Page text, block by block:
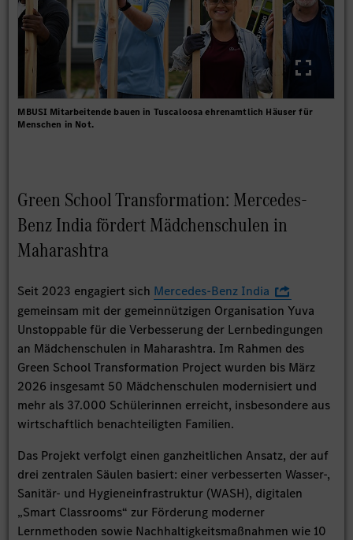
MBUSI Mitarbeitende bauen in Tuscaloosa ehrenamtlich Häuser für
Menschen in Not.
Green School Transformation: Mercedes-
Benz India fördert Mädchenschulen in
Maharashtra
Seit 2023 engagiert sich Mercedes-Benz India
gemeinsam mit der gemeinnützigen Organisation Yuva
Unstoppable für die Verbesserung der Lernbedingungen
an Mädchenschulen in Maharashtra. Im Rahmen des
Green School Transformation Project wurden bis März
2026 insgesamt 50 Mädchenschulen modernisiert und
mehr als 37.000 Schülerinnen erreicht, insbesondere aus
wirtschaftlich benachteiligten Familien.
Das Projekt verfolgt einen ganzheitlichen Ansatz, der auf
drei zentralen Säulen basiert: einer verbesserten Wasser-,
Sanitär- und Hygieneinfrastruktur (WASH), digitalen
„Smart Classrooms“ zur Förderung moderner
Lernmethoden sowie Nachhaltigkeitsmaßnahmen wie 10